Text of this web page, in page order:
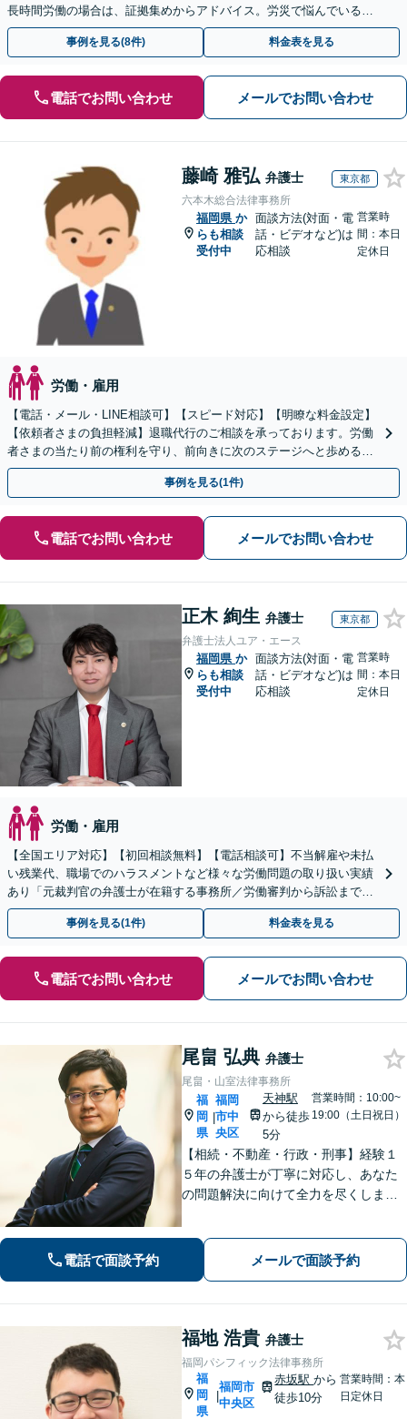
長時間労働の場合は、証拠集めからアドバイス。労災で悩んでいる方
は早めにご相談を！【電話相談可能】
事例を見る(8件) 料金表を見る
電話でお問い合わせ メールでお問い合わせ
藤崎 雅弘 弁護士 東京都
六本木総合法律事務所
福岡県 か
らも相談
受付中
面談方法(対面・電
話・ビデオなど)は
応相談
営業時
間：本日
定休日
労働・雇用
【電話・メール・LINE相談可】【スピード対応】【明瞭な料金設定】
【依頼者さまの負担軽減】退職代行のご相談を承っております。労働
者さまの当たり前の権利を守り、前向きに次のステージへと歩めるよ
う全力でサポートいたします。
事例を見る(1件)
電話でお問い合わせ メールでお問い合わせ
正木 絢生 弁護士 東京都
弁護士法人ユア・エース
福岡県 か
らも相談
受付中
面談方法(対面・電
話・ビデオなど)は
応相談
営業時
間：本日
定休日
労働・雇用
【全国エリア対応】【初回相談無料】【電話相談可】不当解雇や未払
い残業代、職場でのハラスメントなど様々な労働問題の取り扱い実績
あり「元裁判官の弁護士が在籍する事務所／労働審判から訴訟まで、
裁判官経験を活かした最適な戦略を立案」
事例を見る(1件) 料金表を見る
電話でお問い合わせ メールでお問い合わせ
尾畠 弘典 弁護士
尾畠・山室法律事務所
福
岡
県
|
福岡
市中
央区
天神駅
から徒歩
5分
営業時間：10:00~
19:00（土日祝日）
【相続・不動産・行政・刑事】経験１
５年の弁護士が丁寧に対応し、あなた
の問題解決に向けて全力を尽くしま
電話で面談予約 メールで面談予約
福地 浩貴 弁護士
福岡パシフィック法律事務所
福
岡
県
|
福岡市
中央区
赤坂駅から
徒歩10分
営業時間：本
日定休日